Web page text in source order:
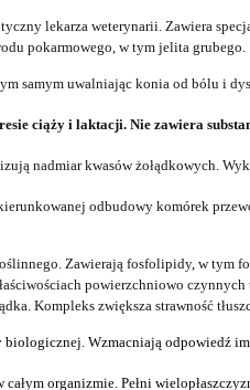
y lekarza weterynarii. Zawiera
pokarmowego, w tym jelita grubego.
samym uwalniając konia od bólu i
ciąży i laktacji. Nie zawiera
nadmiar kwasów żołądkowych.
odbudowy komórek
Zawierają fosfolipidy, w tym
powierzchniowo
Kompleks zwiększa strawność
Wzmacniają odpowiedź
organizmie. Pełni